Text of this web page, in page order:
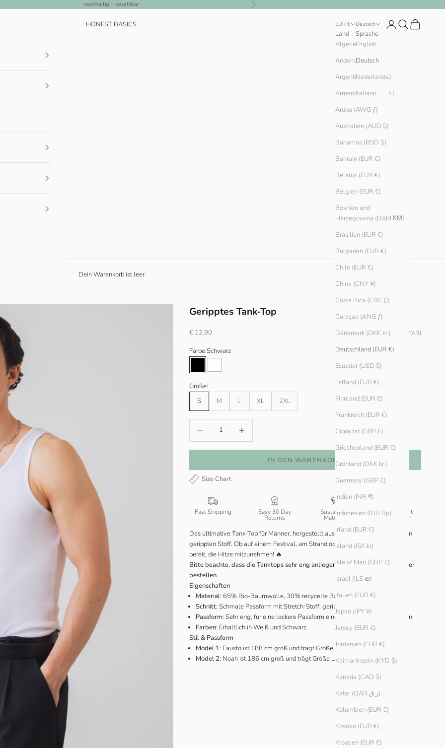
nachhaltig + bezahlbar Vor
HONEST BASICS EUR €
Land
Andorra (EUR €)
Argentinien (EUR €)
Armenien (AMD դր.)
Aruba (AWG ƒ)
Australien (AUD $)
Bahamas (BSD $)
Bahrain (EUR €)
Belarus (EUR €)
Belgien (EUR €)
Bosnien und
Herzegowina (BAM КМ)
Brasilien (EUR €)
Bulgarien (EUR €)
Chile (EUR €)
China (CNY ¥)
Costa Rica (CRC ₡)
Curaçao (ANG ƒ)
Dänemark (DKK kr.)
Deutschland (EUR €)
Ecuador (USD $)
Estland (EUR €)
Finnland (EUR €)
Frankreich (EUR €)
Gibraltar (GBP £)
Griechenland (EUR €)
Grönland (DKK kr.)
Guernsey (GBP £)
Indien (INR ₹)
Indonesien (IDR Rp)
Irland (EUR €)
Island (ISK kr)
Isle of Man (GBP £)
Israel (ILS ₪)
Italien (EUR €)
Japan (JPY ¥)
Jersey (EUR €)
Jordanien (EUR €)
Kaimaninseln (KYD $)
Kanada (CAD $)
Katar (QAR ر.ق)
Kolumbien (EUR €)
Kosovo (EUR €)
Kroatien (EUR €)
Deutsch
Sprache
English
Deutsch
Nederlands
Italiano
Anmelden
SuchenWarenkorb
Dein Warenkorb ist leer
Geripptes Tank-Top
Angebot
€ 12.90 (4.9)
Farbe:Schwarz
Schwarz
Weiß
Größe:
S
M L XL 2XL
IN DEN WARENKORB
Size Chart
Fast Shipping Easy 30 Day
Returns
Sustainable
Materials
Transparent
Production
Das ultimative Tank-Top für Männer, hergestellt aus unserem charakteristischen
gerippten Stoff. Ob auf einem Festival, am Strand oder im Berghain: Mach dich
bereit, die Hitze mitzunehmen! 🔥
Bitte beachte, dass die Tanktops sehr eng anliegen, bitte eine Nummer größer
bestellen.
Eigenschaften
Material: 65% Bio-Baumwolle, 30% recycelte Baumwolle, 5% Elasthan.
Schnitt: Schmale Passform mit Stretch-Stoff, gerippte Textur.
Passform: Sehr eng, für eine lockere Passform eine Nummer größer bestellen.
Farben: Erhältlich in Weiß und Schwarz.
Stil & Passform
Model 1: Fausto ist 188 cm groß und trägt Größe L in Weiß.
Model 2: Noah ist 186 cm groß und trägt Größe L in Schwarz.